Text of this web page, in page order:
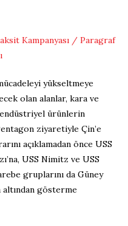
yükseltmeye
olan alanlar, kara ve
ürünlerin
ziyaretiyle Çin’e
açıklamadan önce USS
USS Nimitz ve USS
gruplarını da Güney
altından gösterme